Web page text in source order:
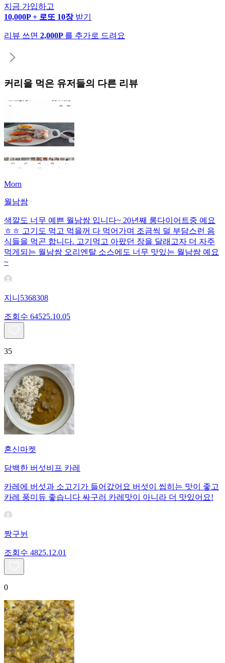
지금 가입하고
10,000P + 로또 10장 받기
리뷰 쓰면 2,000P 를 추가로 드려요
커리 을 먹은 유저들의 다른 리뷰
Morn
월남쌈
색깔도 너무 예쁜 월남쌈 입니다~ 20년째 롱다이어트중 예요
ㅎㅎ 고기도 먹고 먹을꺼 다 먹어가며 조금씩 덜 부담스런 음
식들을 먹곤 합니다. 고기먹고 아팠던 장을 달래고자 더 자주
먹게되는 월남쌈 오리엔탈 소스에도 너무 맛있는 월남쌈 예요
~
지니5368308
조회수 64525.10.05
35
혼신마켓
담백한 버섯비프 카레
카레에 버섯과 소고기가 들어갔어요 버섯이 씹히는 맛이 좋고
카레 풍미듀 좋습니다 싸구러 카레맛이 아니라 더 맛있어요!
짱구뉜
조회수 4825.12.01
0